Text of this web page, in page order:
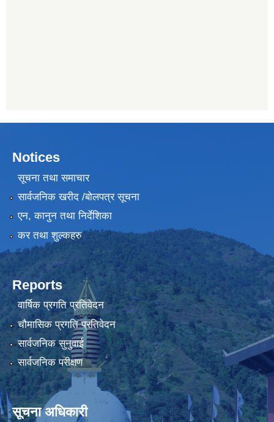
Notices
सूचना तथा समाचार
सार्वजनिक खरीद /बोलपत्र सूचना
एन, कानुन तथा निर्देशिका
कर तथा शुल्कहरु
Reports
वार्षिक प्रगति प्रतिवेदन
चौमासिक प्रगति प्रतिवेदन
सार्वजनिक सुनुवाई
सार्वजनिक परीक्षण
सूचना अधिकारी